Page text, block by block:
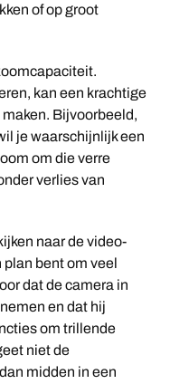
of op groot
kan een krachtige
Bijvoorbeeld,
je waarschijnlijk een
om die verre
verlies van
naar de video-
bent om veel
dat de camera in
en dat hij
om trillende
niet de
midden in een